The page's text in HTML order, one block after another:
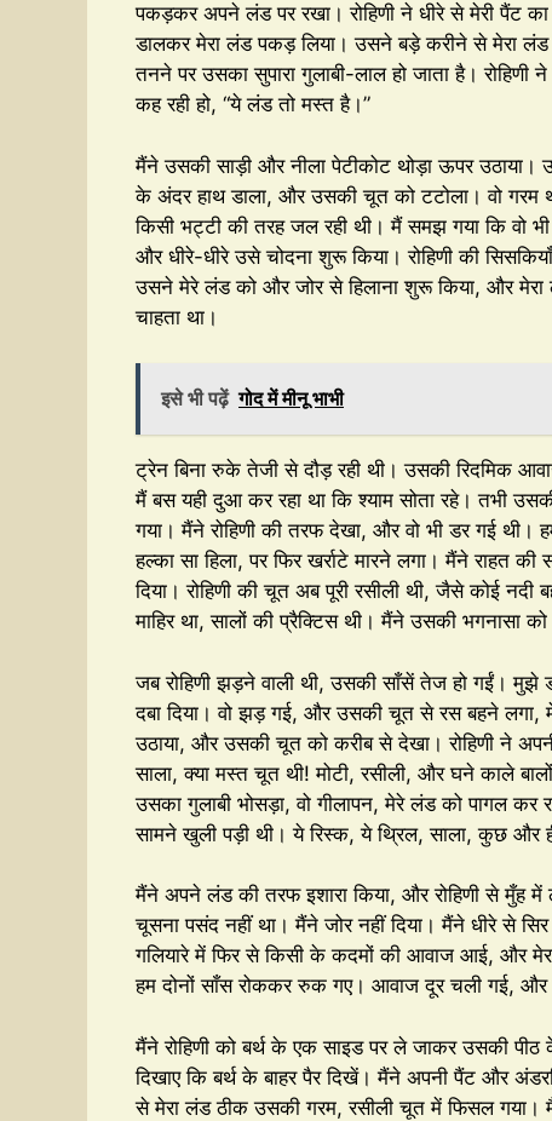
पकड़कर अपने लंड पर रखा। रोहिणी ने धीरे से मेरी पैंट
डालकर मेरा लंड पकड़ लिया। उसने बड़े करीने से मेरा
तनने पर उसका सुपारा गुलाबी-लाल हो जाता है।
कह रही हो, “ये लंड तो मस्त है।”
मैंने उसकी साड़ी और नीला पेटीकोट थोड़ा ऊपर
के अंदर हाथ डाला, और उसकी चूत को टटोला। वो गरम
किसी भट्टी की तरह जल रही थी। मैं समझ गया कि वो
और धीरे-धीरे उसे चोदना शुरू किया। रोहिणी की
उसने मेरे लंड को और जोर से हिलाना शुरू किया, और
चाहता था।
इसे भी पढ़ें गोद में मीनू भाभी
ट्रेन बिना रुके तेजी से दौड़ रही थी। उसकी रिदमिक
मैं बस यही दुआ कर रहा था कि श्याम सोता रहे। तभी
गया। मैंने रोहिणी की तरफ देखा, और वो भी डर गई
हल्का सा हिला, पर फिर खर्राटे मारने लगा। मैंने राहत
दिया। रोहिणी की चूत अब पूरी रसीली थी, जैसे कोई
माहिर था, सालों की प्रैक्टिस थी। मैंने उसकी भगनासा
जब रोहिणी झड़ने वाली थी, उसकी साँसें तेज हो गईं।
दबा दिया। वो झड़ गई, और उसकी चूत से रस बहने लगा,
उठाया, और उसकी चूत को करीब से देखा। रोहिणी ने
साला, क्या मस्त चूत थी! मोटी, रसीली, और घने काले
उसका गुलाबी भोसड़ा, वो गीलापन, मेरे लंड को पागल कर
सामने खुली पड़ी थी। ये रिस्क, ये थ्रिल, साला, कुछ और
मैंने अपने लंड की तरफ इशारा किया, और रोहिणी से मुँह
चूसना पसंद नहीं था। मैंने जोर नहीं दिया। मैंने धीरे से
गलियारे में फिर से किसी के कदमों की आवाज आई, और
हम दोनों साँस रोककर रुक गए। आवाज दूर चली गई,
मैंने रोहिणी को बर्थ के एक साइड पर ले जाकर उसकी
दिखाए कि बर्थ के बाहर पैर दिखें। मैंने अपनी पैंट और
से मेरा लंड ठीक उसकी गरम, रसीली चूत में फिसल गया।